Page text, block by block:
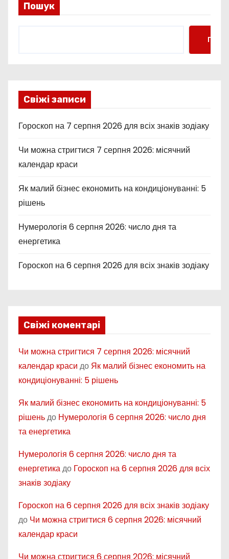
Пошук
Свіжі записи
Гороскоп на 7 серпня 2026 для всіх знаків зодіаку
Чи можна стригтися 7 серпня 2026: місячний
календар краси
Як малий бізнес економить на кондиціонуванні: 5
рішень
Нумерологія 6 серпня 2026: число дня та
енергетика
Гороскоп на 6 серпня 2026 для всіх знаків зодіаку
Свіжі коментарі
Чи можна стригтися 7 серпня 2026: місячний
календар краси до Як малий бізнес економить на
кондиціонуванні: 5 рішень
Як малий бізнес економить на кондиціонуванні: 5
рішеньдо Нумерологія 6 серпня 2026: число дня
та енергетика
Нумерологія 6 серпня 2026: число дня та
енергетикадо Гороскоп на 6 серпня 2026 для всіх
знаків зодіаку
Гороскоп на 6 серпня 2026 для всіх знаків зодіаку
до Чи можна стригтися 6 серпня 2026: місячний
календар краси
Чи можна стригтися 6 серпня 2026: місячний